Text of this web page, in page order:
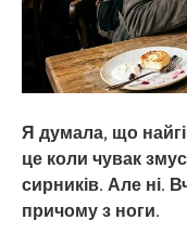
Я думала, що
це коли чувак
сирників. Але ні.
причому з ноги.